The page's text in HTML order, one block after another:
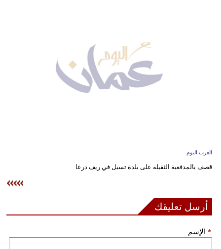
وتكنولوجيا
العرب اليوم
قصف بالمدفعية الثقيلة على بلدة تسيل في ريف درعا
أرسل تعليقك
الإسم *